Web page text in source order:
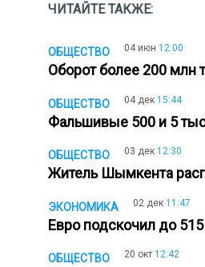
ЧИТАЙТЕ ТАКЖЕ:
ОБЩЕСТВО 04 июн 12:00
Оборот более 200 млн
ОБЩЕСТВО 04 дек 15:44
Фальшивые 500 и 5
ОБЩЕСТВО 03 дек 12:30
Житель Шымкента
ЭКОНОМИКА 02 дек 11:47
Евро подскочил до
ОБЩЕСТВО 20 окт 12:42